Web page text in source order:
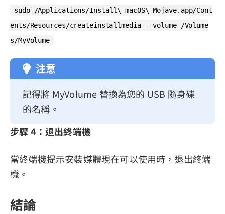
sudo /Applications/Install\ macOS\ Mojave.app/Cont
ents/Resources/createinstallmedia --volume /Volume
s/MyVolume
注意
記得將 MyVolume 替換為您的 USB 隨身碟
的名稱。
步驟 4：退出終端機
當終端機提示安裝媒體現在可以使用時，退出終端
機。
結論